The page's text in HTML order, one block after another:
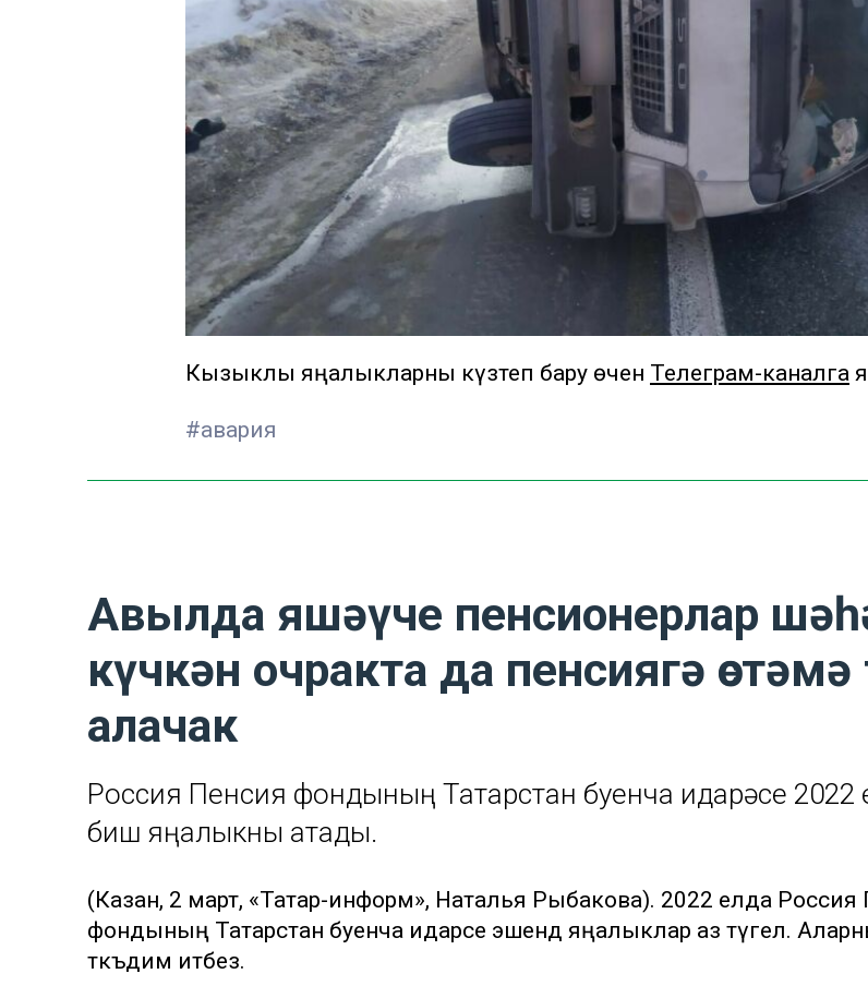
Кызыклы яңалыкларны күзәтеп бару өчен Телеграм-каналга
#авария
Авылда яшәүче пенсионерлар
күчкән очракта да пенсиягә өстәмә
алачак
Россия Пенсия фондының Татарстан буенча идарәсе 2022
биш яңалыкны атады.
(Казан, 2 март, «Татар-информ», Наталья Рыбакова). 2022 елда Россия
фондының Татарстан буенча идарәсе эшендә яңалыклар аз түгел.
тәкъдим итәбез.